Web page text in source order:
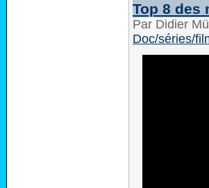
Top 8 des
Par Didier
Doc/séries/